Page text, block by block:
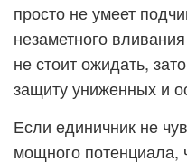
просто не умеет
незаметного
не стоит ожидать,
защиту униженных и
Если единичник не
мощного потенциала,